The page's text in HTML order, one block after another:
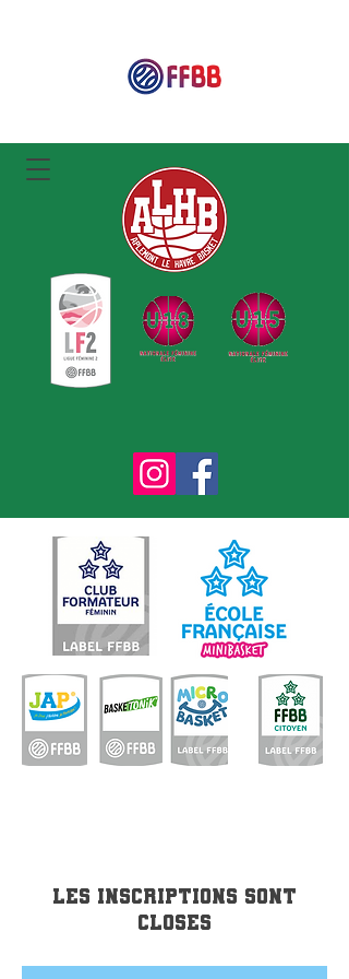
Les inscriptions sont
closes